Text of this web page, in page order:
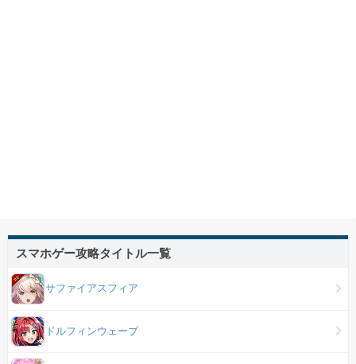
スマホゲー攻略タイトル一覧
サファイアスフィア
ドルフィンウェーブ